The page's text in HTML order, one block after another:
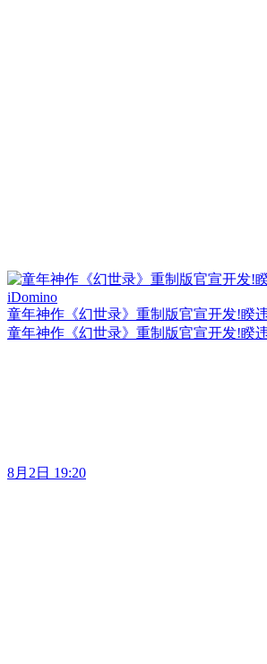
童年神作《幻世录》重制版官宣开发!睽
童年神作《幻世录》重制版官宣开发!睽
8月2日 19:20